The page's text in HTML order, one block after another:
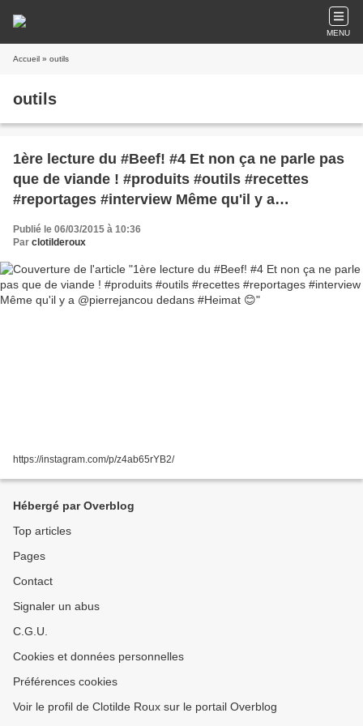
MENU
Accueil » outils
outils
1ère lecture du #Beef! #4 Et non ça ne parle pas
que de viande ! #produits #outils #recettes
#reportages #interview Même qu'il y a
@pierrejancou dedans #Heimat 😊
Publié le 06/03/2015 à 10:36
Par clotilderoux
https://instagram.com/p/z4ab65rYB2/
Hébergé par Overblog
Top articles
Pages
Contact
Signaler un abus
C.G.U.
Cookies et données personnelles
Préférences cookies
Voir le profil de Clotilde Roux sur le portail Overblog